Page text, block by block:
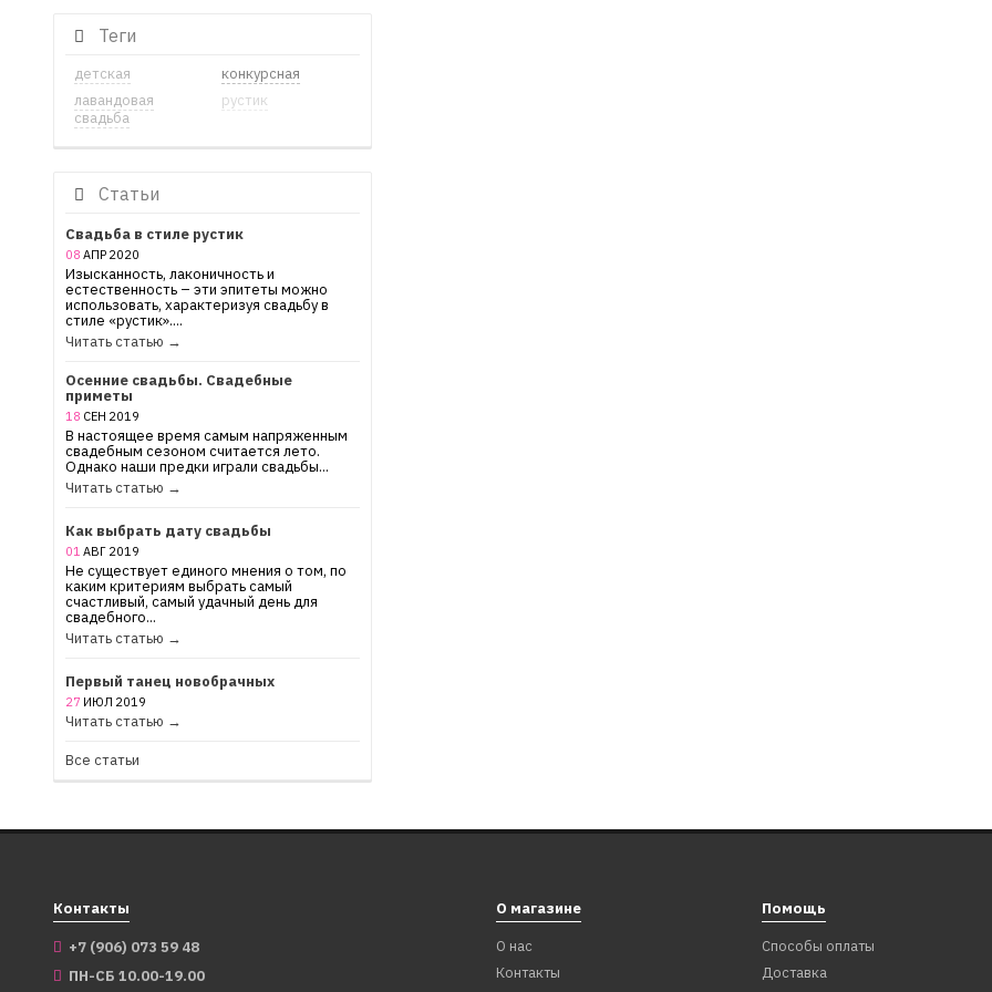
Теги
детская
конкурсная
лавандовая
свадьба
рустик
Статьи
Свадьба в стиле рустик
08 АПР 2020
Изысканность, лаконичность и
естественность – эти эпитеты можно
использовать, характеризуя свадьбу в
стиле «рустик»....
Читать статью →
Осенние свадьбы. Свадебные
приметы
18 СЕН 2019
В настоящее время самым напряженным
свадебным сезоном считается лето.
Однако наши предки играли свадьбы...
Читать статью →
Как выбрать дату свадьбы
01 АВГ 2019
Не существует единого мнения о том, по
каким критериям выбрать самый
счастливый, самый удачный день для
свадебного...
Читать статью →
Первый танец новобрачных
27 ИЮЛ 2019
Читать статью →
Все статьи
Контакты
+7 (906) 073 59 48
ПН-СБ 10.00-19.00
О магазине
О нас
Контакты
Помощь
Способы оплаты
Доставка